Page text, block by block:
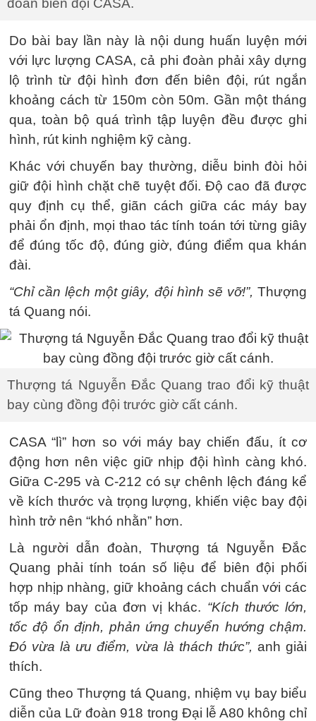
đoàn biên đội CASA.
Do bài bay lần này là nội dung huấn luyện mới
với lực lượng CASA, cả phi đoàn phải xây dựng
lộ trình từ đội hình đơn đến biên đội, rút ngắn
khoảng cách từ 150m còn 50m. Gần một tháng
qua, toàn bộ quá trình tập luyện đều được ghi
hình, rút kinh nghiệm kỹ càng.
Khác với chuyến bay thường, diễu binh đòi hỏi
giữ đội hình chặt chẽ tuyệt đối. Độ cao đã được
quy định cụ thể, giãn cách giữa các máy bay
phải ổn định, mọi thao tác tính toán tới từng giây
để đúng tốc độ, đúng giờ, đúng điểm qua khán
đài.
“Chỉ cần lệch một giây, đội hình sẽ vỡ!”, Thượng
tá Quang nói.
Thượng tá Nguyễn Đắc Quang trao đổi kỹ thuật
bay cùng đồng đội trước giờ cất cánh.
CASA “lì” hơn so với máy bay chiến đấu, ít cơ
động hơn nên việc giữ nhịp đội hình càng khó.
Giữa C-295 và C-212 có sự chênh lệch đáng kể
về kích thước và trọng lượng, khiến việc bay đội
hình trở nên “khó nhằn” hơn.
Là người dẫn đoàn, Thượng tá Nguyễn Đắc
Quang phải tính toán số liệu để biên đội phối
hợp nhịp nhàng, giữ khoảng cách chuẩn với các
tốp máy bay của đơn vị khác. “Kích thước lớn,
tốc độ ổn định, phản ứng chuyển hướng chậm.
Đó vừa là ưu điểm, vừa là thách thức”, anh giải
thích.
Cũng theo Thượng tá Quang, nhiệm vụ bay biểu
diễn của Lữ đoàn 918 trong Đại lễ A80 không chỉ